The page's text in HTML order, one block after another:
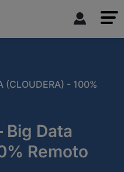
(CLOUDERA) - 100%
Big Data
Remoto